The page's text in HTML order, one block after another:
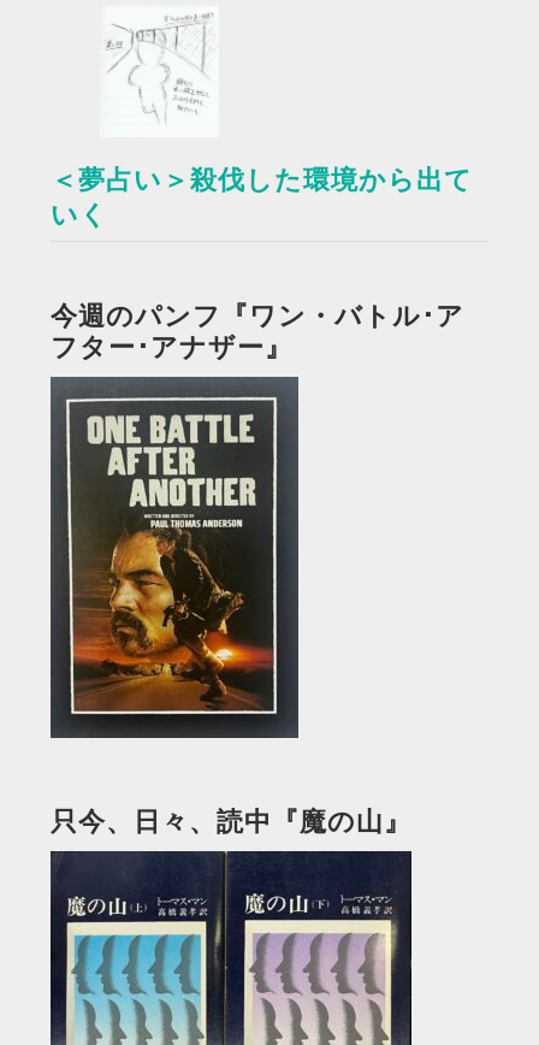
＜夢占い＞殺伐した環境から出て
いく
今週のパンフ『ワン・バトル･ア
フター･アナザー』
只今、日々、読中『魔の山』